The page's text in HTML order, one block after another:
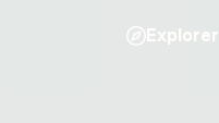
Explorer